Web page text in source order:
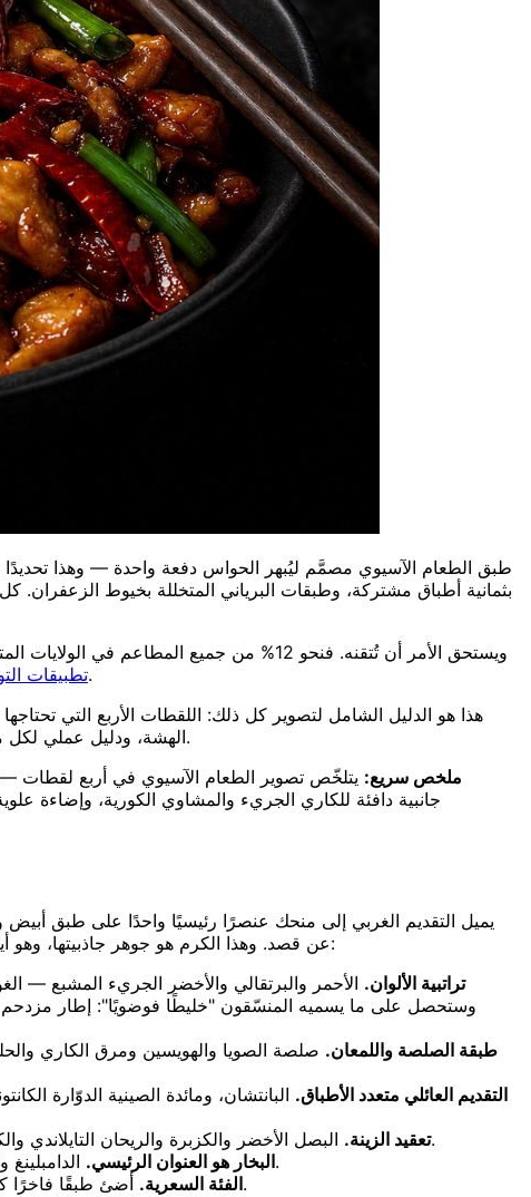
طبق الطعام الآسيوي مصمَّم ليُبهر الحواس دفعة واحدة — وهذا تحديدًا
بثمانية أطباق مشتركة، وطبقات البرياني المتخللة بخيوط
ويستحق الأمر أن تُتقنه. فنحو 12% من جميع المطاعم في الولايات المتحدة تقدّم طعامًا آسيويًا، و71% منها تقدّم أطباقًا صينية أو يابانية أو تايلاندية،
تطبيقاتوشبكات إنستقرام التي تتنافس على الانتباه نفسه أثناء التمرير الجائع — وغالبًا ما تكون الصورة هي من يحسم الطلب.
هذا هو الدليل الشامل لتصوير كل ذلك: اللقطات الأربع التي
الهشة، ودليل عملي لكل مطبخ على حدة من الديم سم إلى البرياني. وحيثما استحق طبق دليله الخاص — كالسوشي والرامن — سنرشدك إلى الشرح المتعمق.
ملخص سريع:
جانبية دافئة للكاري الجريء والمشاوي الكورية، وإضاءة
يميل التقديم الغربي إلى منحك عنصرًا رئيسيًا واحدًا على طبق
عن قصد. وهذا الكرم هو جوهر جاذبيتها، وهو أيضًا سبب فشل عادات التصوير نفسها التي تُجمّل قطعة ستيك حين تُطبَّق هنا. ستة أمور تجعل تصوير الطعام الآسيوي مجالًا قائمًا بذاته:
تراتبية الألوان. الأحمر والبرتقالي والأخضر الجريء المشبع —
وستحصل على ما يسميه المنسّقون "خليطًا فوضويًا": إطار مزدحم
طبقة الصلصة واللمعان. صلصة الصويا والهويسين ومرق الكاري
التقديم العائلي متعدد الأطباق. البانتشان، ومائدة الصينية الدوّارة
تعقيد الزينة.البصل الأخضر والكزبرة والريحان التايلاندي والكراث المقلي والسمسم وخيوط الفلفل الحار والميكروغرين تؤدي دورًا حقيقيًا، ومعظمها يذبل أو يبهت خلال دقائق تحت الإضاءة.
البخار هو العنوان الرئيسي.الدامبلينغ والحساء والهوت بوت والووك شديد الحرارة كلها تبيع نفسها بالبخار — وهو تفصيل يتلاشى خلال نحو 90 ثانية ولا يُرى ما لم تُضئه.
الفئة السعرية.أضئ طبقًا فاخرًا كأنه من مطعم سريع وسيبدو رخيصًا. الإضاءة تخبر الزبون بهدوء بقيمة الطعام، وفي المطعم تظهر هذه الفجوة في عدد الطلبات.